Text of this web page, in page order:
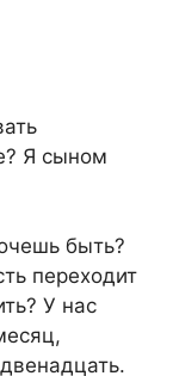
Я сыном
быть?
переходит
У нас